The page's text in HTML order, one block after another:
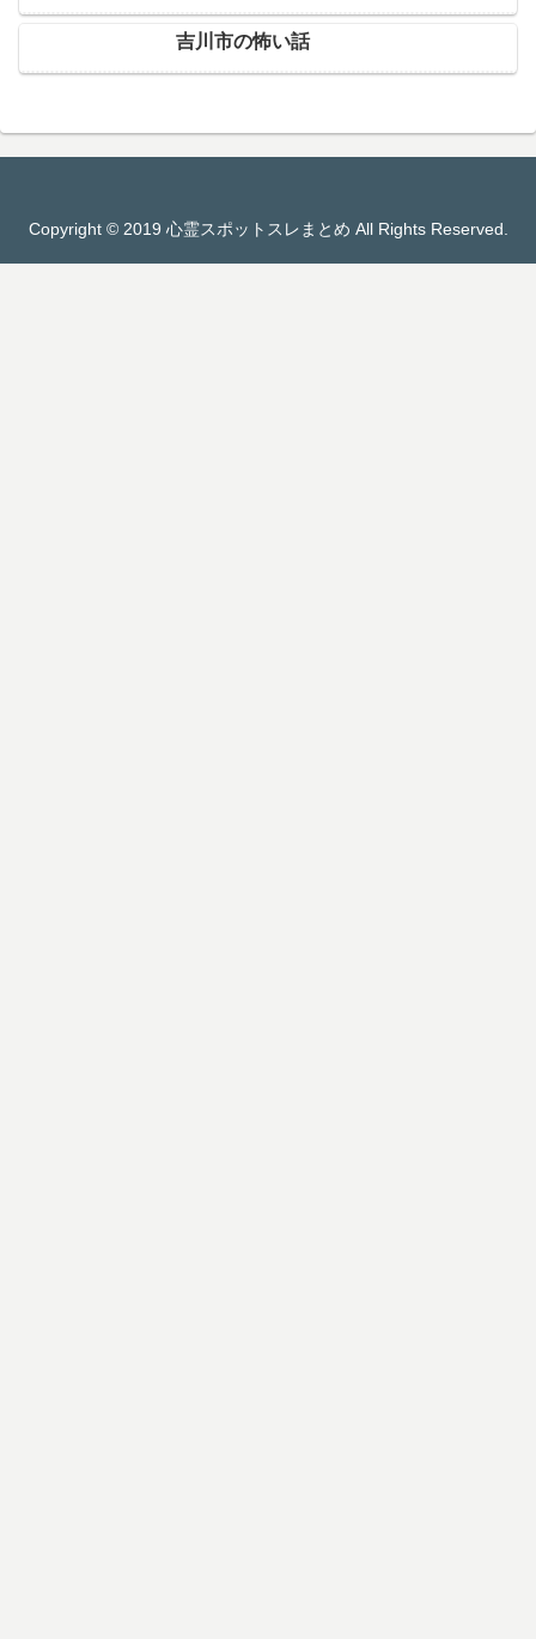
吉川市の怖い話
Copyright © 2019 心霊スポットスレまとめ All Rights Reserved.